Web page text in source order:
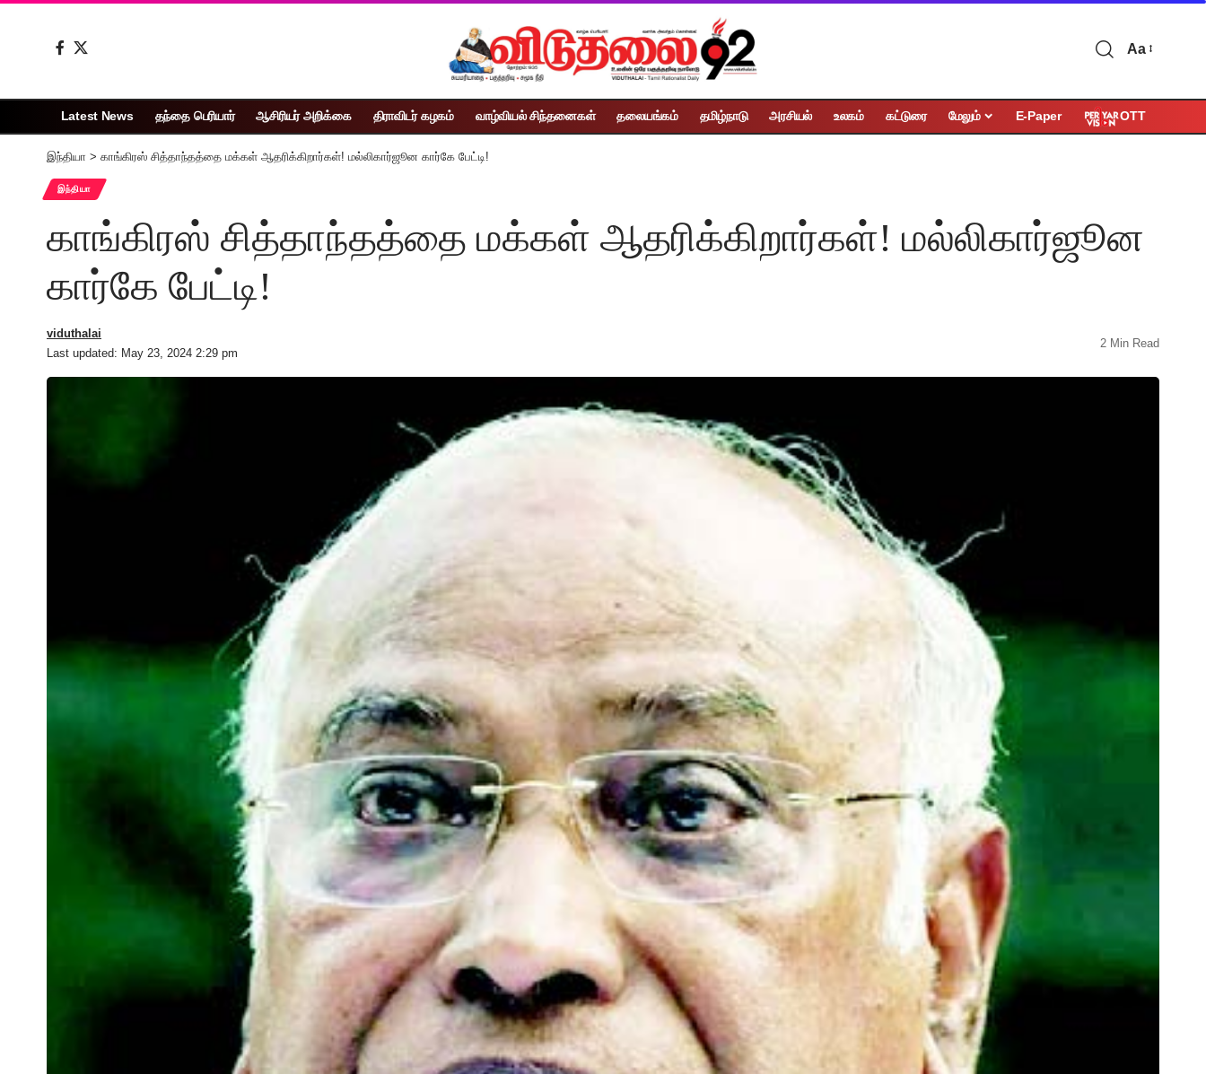
Aa
Latest News தந்தை பெரியார் ஆசிரியர் அறிக்கை திராவிடர் கழகம் வாழ்வியல் சிந்தனைகள் தலையங்கம் தமிழ்நாடு அரசியல் உலகம் கட்டுரை மேலும் E-Paper OTT
இந்தியா > காங்கிரஸ் சித்தாந்தத்தை மக்கள் ஆதரிக்கிறார்கள்! மல்லிகார்ஜூன கார்கே பேட்டி!
இந்தியா
காங்கிரஸ் சித்தாந்தத்தை மக்கள் ஆதரிக்கிறார்கள்! மல்லிகார்ஜூன
கார்கே பேட்டி!
Last updated: May 23, 2024 2:29 pm
viduthalai
2 Min Read